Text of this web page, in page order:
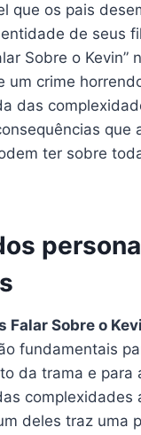
que os pais
de seus
Sobre o Kevin”
um crime
das
que
ter sobre
Falar Sobre o
fundamentais
da trama e para
complexidades
deles traz uma